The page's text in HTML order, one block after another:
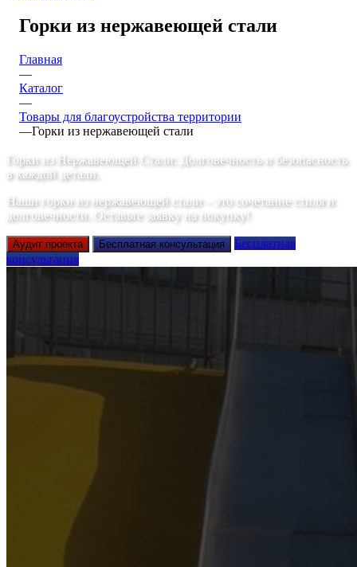
Горки из нержавеющей стали
Главная
—
Каталог
—
Товары для благоустройства территории
—Горки из нержавеющей стали
Горки из Нержавеющей Стали: Долговечность и безопасность
в каждой детали.
Наши горки из нержавеющей стали – это сочетание стиля и
долговечности. Оставьте заявку на покупку!
Аудит проекта Бесплатная консультация
Бесплатная
консультация